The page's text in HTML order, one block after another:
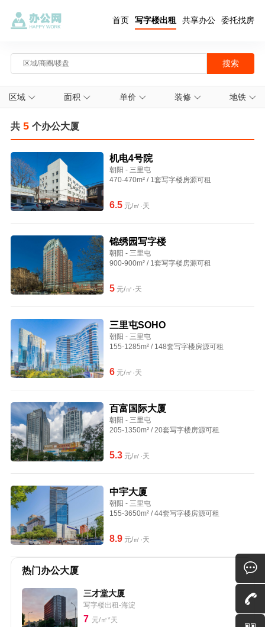
首页 写字楼出租 共享办公 委托找房
区域 面积 单价 装修 地铁
共 5 个办公大厦
机电4号院
朝阳 - 三里屯
470-470m² / 1套写字楼房源可租
6.5元/㎡·天
锦绣园写字楼
朝阳 - 三里屯
900-900m² / 1套写字楼房源可租
5元/㎡·天
三里屯SOHO
朝阳 - 三里屯
155-1285m² / 148套写字楼房源可租
6元/㎡·天
百富国际大厦
朝阳 - 三里屯
205-1350m² / 20套写字楼房源可租
5.3元/㎡·天
中宇大厦
朝阳 - 三里屯
155-3650m² / 44套写字楼房源可租
8.9元/㎡·天
热门办公大厦
三才堂大厦
写字楼出租-海淀
7 元/㎡*天